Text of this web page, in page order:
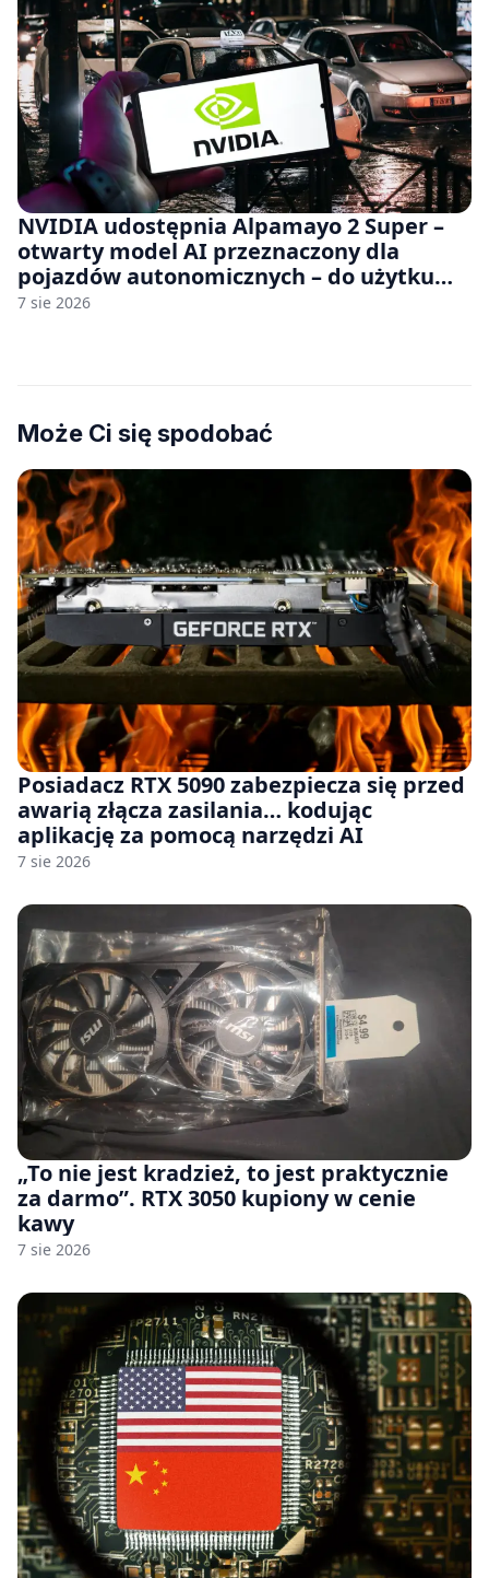
NVIDIA udostępnia Alpamayo 2 Super –
otwarty model AI przeznaczony dla
pojazdów autonomicznych – do użytku
komercyjnego
7 sie 2026
Może Ci się spodobać
Posiadacz RTX 5090 zabezpiecza się przed
awarią złącza zasilania… kodując
aplikację za pomocą narzędzi AI
7 sie 2026
„To nie jest kradzież, to jest praktycznie
za darmo”. RTX 3050 kupiony w cenie
kawy
7 sie 2026